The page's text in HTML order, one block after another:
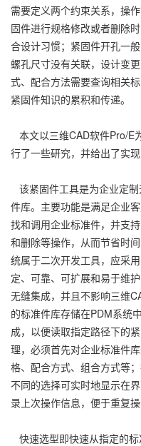
需要定义两个约束关系，操
固件进行规格修改或者删除
合设计习惯；紧固件开孔一
螺孔尺寸没有关联，设计变
式、配合方法需要查询相关
紧固件知识的累积和传递。
本文以三维CAD软件Pro/E
行了一些研究，并给出了实现
该紧固件工具是为企业定
件库。主要功能是满足企业
找和调用企业标准件，并支
和删除等操作，从而节省时
统属于二次开发工具，应采
定、可靠、可扩展和易于维
无缝集成，并且不影响三维
的标准件库存储在PDM系统
成，以便读取指定路径下的
理，必须首先对企业标准件
格、配合方式、组合方式等
不同的选择可实时地显示在
录上次操作信息，便于重复操
快速选型即快速从指定的